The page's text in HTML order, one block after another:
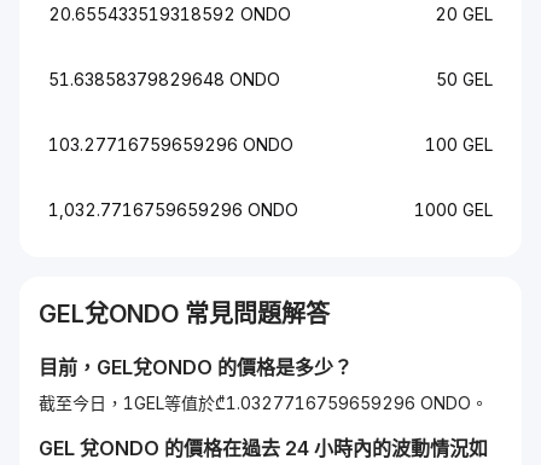
20.655433519318592 ONDO 20 GEL
51.63858379829648 ONDO 50 GEL
103.27716759659296 ONDO 100 GEL
1,032.7716759659296 ONDO 1000 GEL
GEL兌ONDO 常見問題解答
目前， GEL兌ONDO 的價格是多少？
截至今日，1GEL等值於₾1.0327716759659296 ONDO。
GEL 兌ONDO 的價格在過去 24 小時內的波動情況如